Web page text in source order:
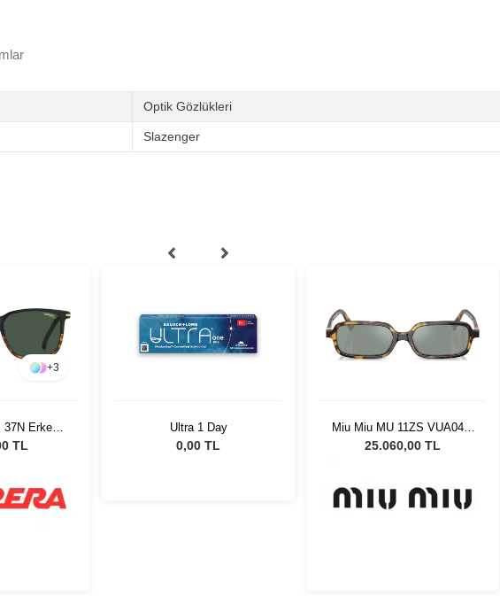
Optik Gözlükleri
Slazenger
+3
37N Erkek
TL
Ultra 1 Day
0,00 TL
Miu Miu MU 11ZS VUA04M
51 Kadın Güneş Gözlüğü
25.060,00 TL